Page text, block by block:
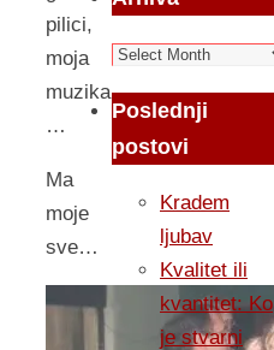
pilici,
moja
muzika,
…
Ma
moje
sve…
Arhiva
Poslednji
postovi
Kradem
ljubav
Kvalitet ili
kvantitet: Ko
je stvarni